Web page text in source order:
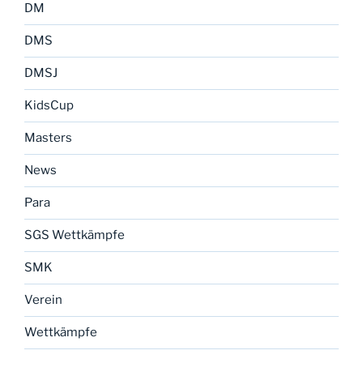
DM
DMS
DMSJ
KidsCup
Masters
News
Para
SGS Wettkämpfe
SMK
Verein
Wettkämpfe